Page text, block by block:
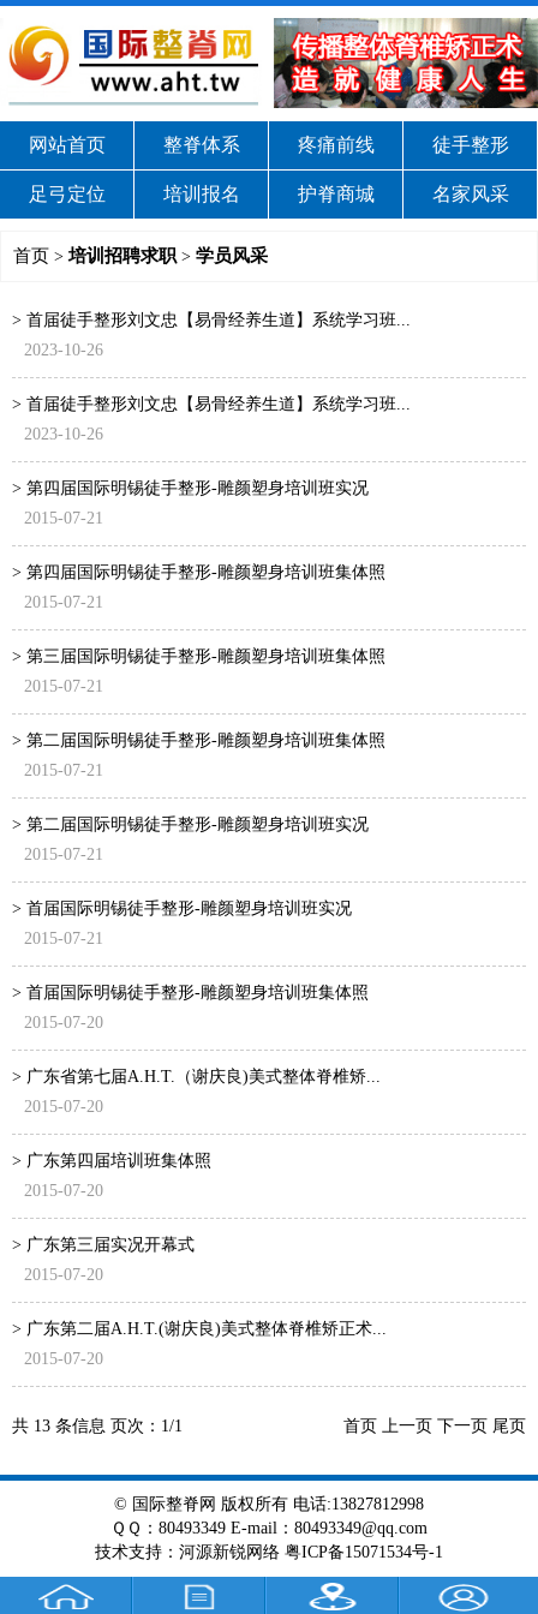
网站首页 整脊体系 疼痛前线 徒手整形
足弓定位 培训报名 护脊商城 名家风采
首页 > 培训招聘求职 > 学员风采
> 首届徒手整形刘文忠【易骨经养生道】系统学习班...
2023-10-26
> 首届徒手整形刘文忠【易骨经养生道】系统学习班...
2023-10-26
> 第四届国际明锡徒手整形-雕颜塑身培训班实况
2015-07-21
> 第四届国际明锡徒手整形-雕颜塑身培训班集体照
2015-07-21
> 第三届国际明锡徒手整形-雕颜塑身培训班集体照
2015-07-21
> 第二届国际明锡徒手整形-雕颜塑身培训班集体照
2015-07-21
> 第二届国际明锡徒手整形-雕颜塑身培训班实况
2015-07-21
> 首届国际明锡徒手整形-雕颜塑身培训班实况
2015-07-21
> 首届国际明锡徒手整形-雕颜塑身培训班集体照
2015-07-20
> 广东省第七届A.H.T.（谢庆良)美式整体脊椎矫...
2015-07-20
> 广东第四届培训班集体照
2015-07-20
> 广东第三届实况开幕式
2015-07-20
> 广东第二届A.H.T.(谢庆良)美式整体脊椎矫正术...
2015-07-20
共 13 条信息 页次： 1/1 首页 上一页 下一页 尾页
© 国际整脊网 版权所有 电话:13827812998
ＱＱ：80493349 E-mail：80493349@qq.com
技术支持 ： 河源新锐网络 粤ICP备15071534号-1